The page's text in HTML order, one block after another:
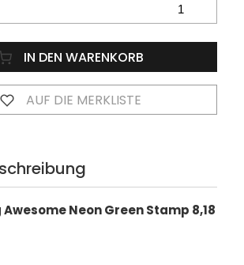
IN DEN WARENKORB
AUF DIE MERKLISTE
Neon Green Stamp 8,18